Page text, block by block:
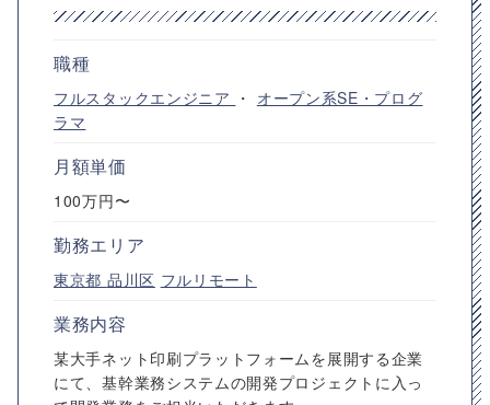
職種
フルスタックエンジニア ・ オープン系SE・プログ
ラマ
月額単価
100万円〜
勤務エリア
東京都 品川区 フルリモート
業務内容
某大手ネット印刷プラットフォームを展開する企業
にて、基幹業務システムの開発プロジェクトに入っ